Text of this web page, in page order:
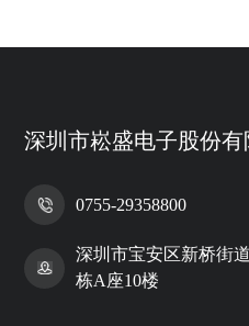
深圳市崧盛电子股份有
0755-29358800
深圳市宝安区新桥街
栋A座10楼